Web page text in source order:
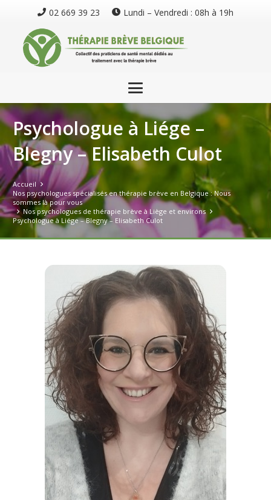
02 669 39 23 Lundi – Vendredi : 08h à 19h
Psychologue à Liége –
Blegny – Elisabeth Culot
Accueil
Nos psychologues spécialisés en thérapie brève en Belgique : Nous
sommes là pour vous
Nos psychologues de thérapie brève à Liège et environs
Psychologue à Liége – Blegny – Elisabeth Culot